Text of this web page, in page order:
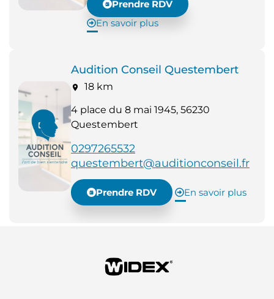
Prendre RDV
En savoir plus
Audition Conseil Questembert
18 km
4 place du 8 mai 1945, 56230
Questembert
0297265532
questembert@auditionconseil.fr
Prendre RDV En savoir plus